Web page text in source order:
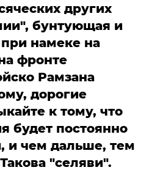
других
бунтующая и
намеке на
фронте
Рамзана
дорогие
к тому, что
будет постоянно
и чем дальше, тем
"селяви".